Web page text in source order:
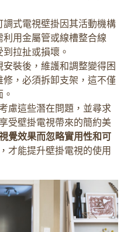
調式電視壁掛因其活動機構
用金屬管或線槽整合線
拉扯或損壞。
安裝後，維護和調整變得困
，必須拆卸支架，這不僅
慮這些潛在問題，並尋求
受壁掛電視帶來的簡約美
覺效果而忽略實用性和可
才能提升壁掛電視的使用